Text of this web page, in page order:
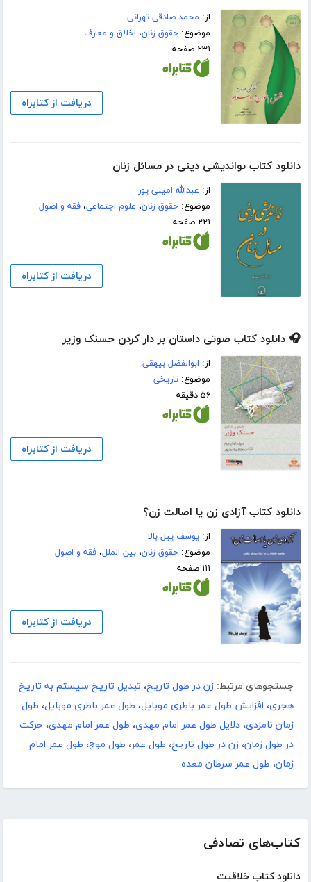
کتاب‌های تصادفی
دانلود کتاب خلاقیت
از: محمد صادقی تهرانی
موضوع:حقوق زنان، اخلاق و معارف
۲۳۱ صفحه
دریافت از کتابراه
دانلود کتاب نواندیشی دینی در مسائل زنان
از: عبدالله امینی پور
موضوع:حقوق زنان، علوم اجتماعی،فقه و اصول
۲۲۱ صفحه
دریافت از کتابراه
🎧 دانلود کتاب صوتی داستان بر دار کردن حسنک وزیر
از: ابوالفضل بیهقی
موضوع:تاریخی
۵۶ دقیقه
دریافت از کتابراه
دانلود کتاب آزادی زن یا اصالت زن؟
از:یوسف پیل بالا
موضوع:حقوق زنان،بین الملل،فقه و اصول
۱۱۱ صفحه
دریافت از کتابراه
جستجوهای مرتبط: زن در طول تاریخ، تبدیل تاریخ سیستم به تاریخ
هجری، افزایش طول عمر باطری موبایل، طول عمر باطری موبایل، طول
زمان نامزدی، دلایل طول عمر امام مهدی، طول عمر امام مهدی، حرکت
در طول زمان، زن در طول تاریخ، طول عمر، طول موج، طول عمر امام
زمان، طول عمر سرطان معده